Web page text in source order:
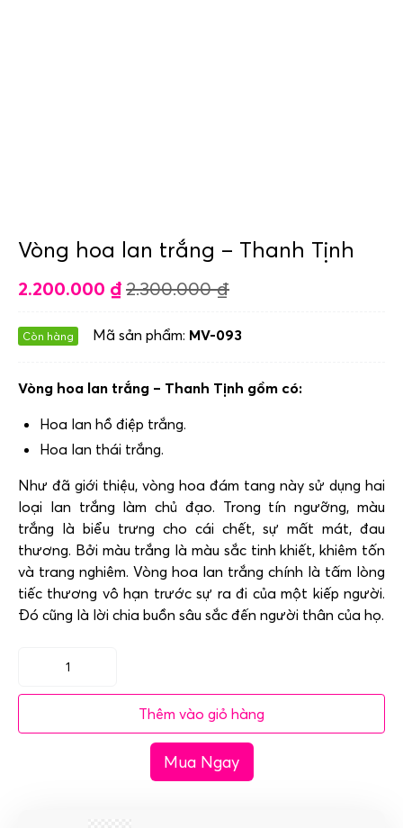
Vòng hoa lan trắng – Thanh Tịnh
2.200.000 ₫ 2.300.000₫
Còn hàng Mã sản phẩm: MV-093
Vòng hoa lan trắng – Thanh Tịnh gồm có:
Hoa lan hồ điệp trắng.
Hoa lan thái trắng.
Như đã giới thiệu, vòng hoa đám tang này sử dụng hai
loại lan trắng làm chủ đạo. Trong tín ngưỡng, màu
trắng là biểu trưng cho cái chết, sự mất mát, đau
thương. Bởi màu trắng là màu sắc tinh khiết, khiêm tốn
và trang nghiêm. Vòng hoa lan trắng chính là tấm lòng
tiếc thương vô hạn trước sự ra đi của một kiếp người.
Đó cũng là lời chia buồn sâu sắc đến người thân của họ.
Vòng
hoa
Thêm vào giỏ hàng
Mua Ngay